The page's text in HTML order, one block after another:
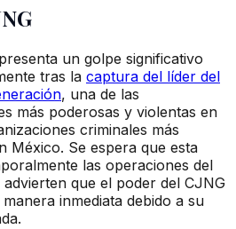
un golpe significativo
tras la captura del líder del
, una de las
más poderosas y violentas en
criminales más
México. Se espera que esta
las operaciones del
que el poder del CJNG
inmediata debido a su